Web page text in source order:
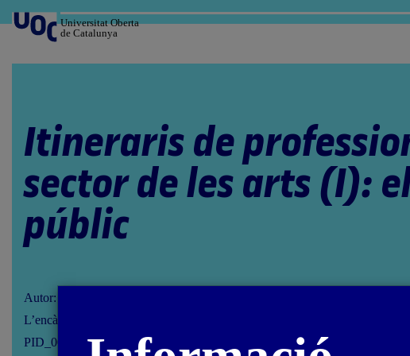
al
contingut
Universitat Oberta
de Catalunya
Itineraris de
sector de les arts (I):
públic
Autor: Javier Martín-Jiménez
L’encàrrec i la creació d’aquest recurs d’aprenentatge UOC han estat
PID_00283059